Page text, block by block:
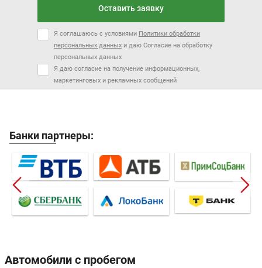
Оставить заявку
Я соглашаюсь с условиями Политики обработки
персональных данных и даю Согласие на обработку
персональных данных
Я даю согласие на получение информационных,
маркетинговых и рекламных сообщений
Банки партнеры:
Автомобили с пробегом